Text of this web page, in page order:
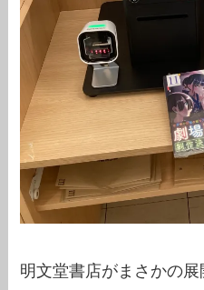
明文堂書店がまさかの